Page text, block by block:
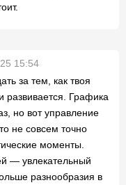
15:54
за тем, как твоя
развивается. Графика
но вот управление
не совсем точно
моменты.
— увлекательный
разнообразия в